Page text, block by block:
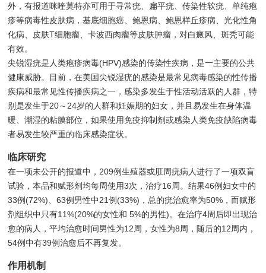
外，有报道咪喹莫特亦可用于寻常疣、扁平疣、传染性软疣、单纯疱
疹等病毒性皮肤病，基底细胞癌、鲍恩病、鲍恩样丘疹病、光化性角
化病、皮肤T细胞瘤、卡波西肉瘤等皮肤肿瘤，对白癜风、斑秃可能
有效。
尖锐湿疣是人类疱疹病毒(HPV)感染的传染性疾病，是一主要的公共
健康威胁。目前，在美国尖锐湿疣的感染是最常见病毒感染的性传播
疾病和最常见性传播疾病之一，感染多发生于性活动活跃的人群，特
别是发生于20～24岁的人群和妊娠期的妇女，并且易发生在身体温
暖、潮湿的粘膜部位，如果使用免疫抑制剂或感染人类免疫缺陷病毒
者易发生较严重的临床感染症状。
临床研究
在一项未公开的报道中，209例生殖器或肛周疣病人进行了一项双盲
试验，本品和赋形剂均每周使用3次，治疗16周。结果46例妇女中的
33例(72%)、63例男性中21例(33%)，总的疣治愈率为50%，而赋形
剂组织中只有11%(20%的女性和 5%的男性)。在治疗4周后即出现治
愈的病人，平均治愈时间男性为12周，女性为8周，随后的12周内，
54例中有39例治愈后不再复发。
作用机制